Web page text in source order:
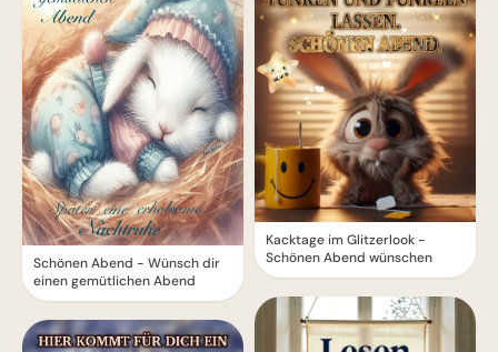
Schönen Abend - Wünsch dir
einen gemütlichen Abend
Kacktage im Glitzerlook -
Schönen Abend wünschen